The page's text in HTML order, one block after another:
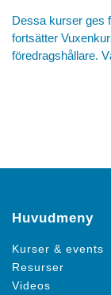
Dessa kurser ges
fortsätter
föredragshållare.
Huvudmeny
Kurser & events
Resurser
Videos